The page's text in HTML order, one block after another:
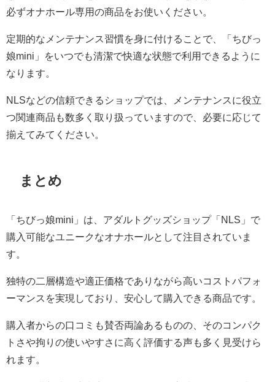
必ずオナホール専用の商品をお使いください。
定期的なメンテナンス習慣を身に付けることで、「ちびっ
娘mini」をいつでも清潔で快適な状態で利用できるように
なります。
NLSなどの信頼できるショップでは、メンテナンスに役立
つ関連商品も数多く取り扱っていますので、必要に応じて
揃えてみてください。
まとめ
「ちびっ娘mini」は、アダルトグッズショップ「NLS」で
購入可能なユニークなオナホールとして注目されていま
す。
独特の二層構造や適正価格でありながら高いコストパフォ
ーマンスを実現しており、安心して購入できる商品です。
購入者からの口コミも賛否両論あるものの、そのコンパク
トさや拘りの使いやすさに高く評価する声も多く見受けら
れます。